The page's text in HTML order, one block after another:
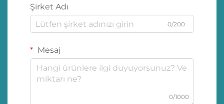
Şirket Adı
0/200
Mesaj
0/1000